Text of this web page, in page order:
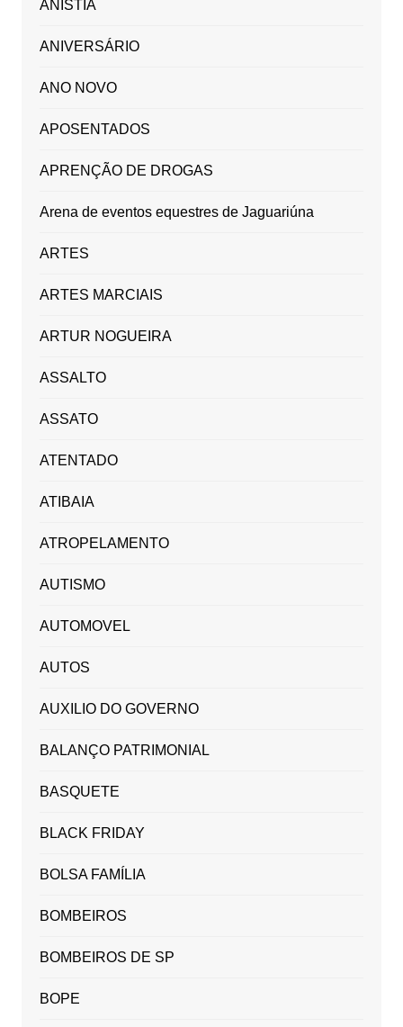
ANISTIA
ANIVERSÁRIO
ANO NOVO
APOSENTADOS
APRENÇÃO DE DROGAS
Arena de eventos equestres de Jaguariúna
ARTES
ARTES MARCIAIS
ARTUR NOGUEIRA
ASSALTO
ASSATO
ATENTADO
ATIBAIA
ATROPELAMENTO
AUTISMO
AUTOMOVEL
AUTOS
AUXILIO DO GOVERNO
BALANÇO PATRIMONIAL
BASQUETE
BLACK FRIDAY
BOLSA FAMÍLIA
BOMBEIROS
BOMBEIROS DE SP
BOPE